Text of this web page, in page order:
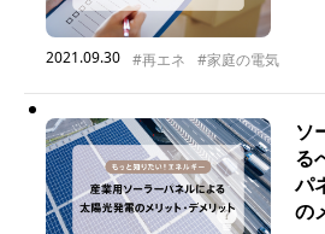
2021.09.30 #再エネ #家庭の電気
ソ
る
パ
の